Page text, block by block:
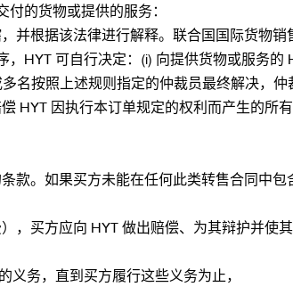
的货物或提供的服务：
并根据该法律进行解释。联合国国际货物销
HYT 可自行决定：(i) 向提供货物或服务的
按照上述规则指定的仲裁员最终解决，仲
HYT 因执行本订单规定的权利而产生的所
款。如果买方未能在任何此类转售合同中包
买方应向 HYT 做出赔偿、为其辩护并使其
务，直到买方履行这些义务为止，